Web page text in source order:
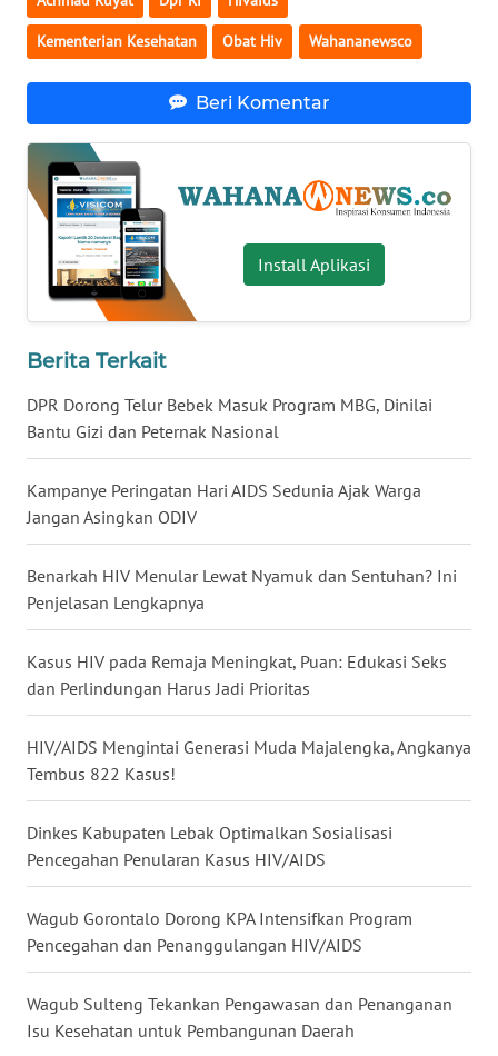
Kementerian Kesehatan Obat Hiv Wahananewsco
Beri Komentar
Install Aplikasi
Berita Terkait
DPR Dorong Telur Bebek Masuk Program MBG, Dinilai
Bantu Gizi dan Peternak Nasional
Kampanye Peringatan Hari AIDS Sedunia Ajak Warga
Jangan Asingkan ODIV
Benarkah HIV Menular Lewat Nyamuk dan Sentuhan? Ini
Penjelasan Lengkapnya
Kasus HIV pada Remaja Meningkat, Puan: Edukasi Seks
dan Perlindungan Harus Jadi Prioritas
HIV/AIDS Mengintai Generasi Muda Majalengka, Angkanya
Tembus 822 Kasus!
Dinkes Kabupaten Lebak Optimalkan Sosialisasi
Pencegahan Penularan Kasus HIV/AIDS
Wagub Gorontalo Dorong KPA Intensifkan Program
Pencegahan dan Penanggulangan HIV/AIDS
Wagub Sulteng Tekankan Pengawasan dan Penanganan
Isu Kesehatan untuk Pembangunan Daerah
BABEL
SUMBAR
WN
SUMSEL
WN
BENGKULU
WN
WN
WN
NUSANTARA
WN
JOGJA
WN
JATIM
WN
BALI
WN
KALTENG
KALTARA